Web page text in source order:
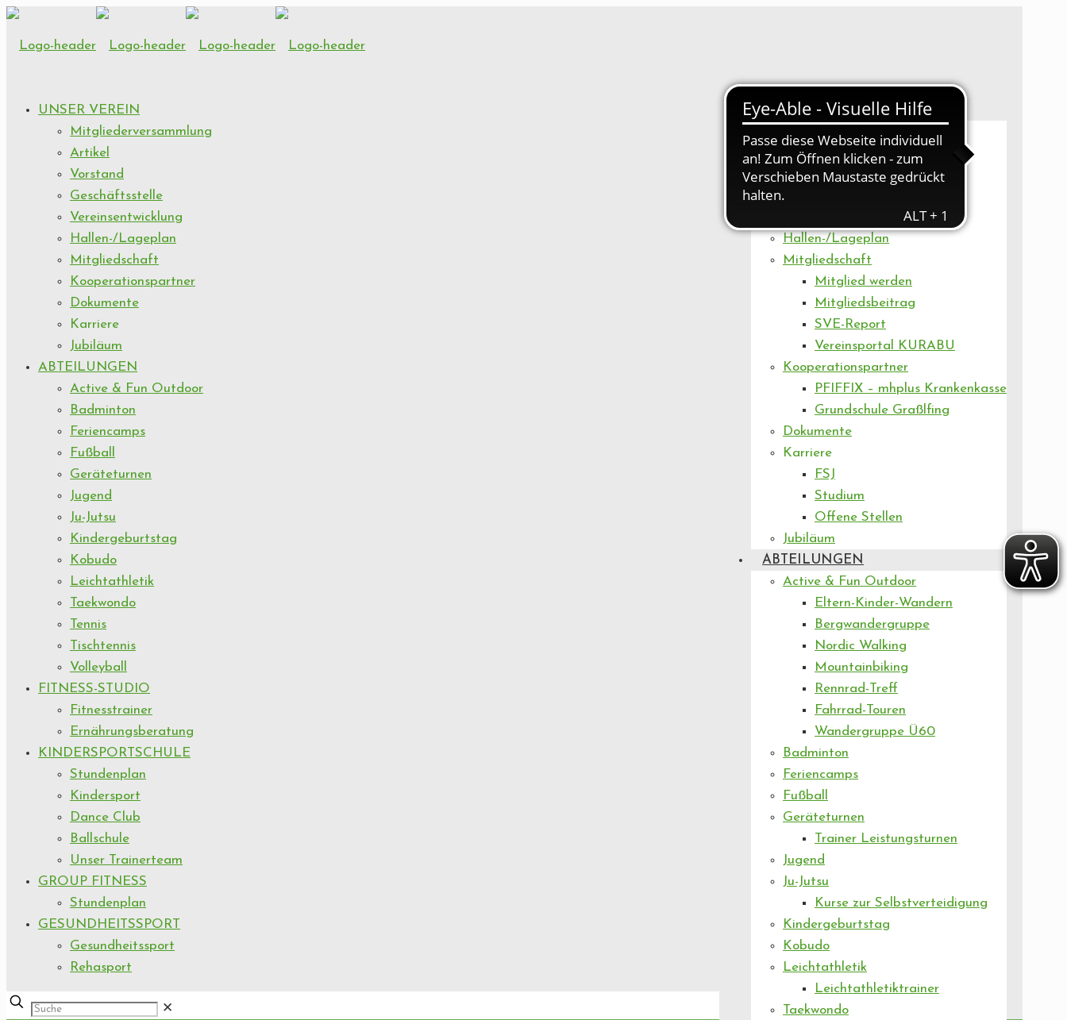
UNSER VEREIN
Artikel
Vorstand
Geschäftsstelle
Hallen-/Lageplan
Mitgliedschaft
Mitglied werden
Mitgliedsbeitrag
SVE-Report
Vereinsportal KURABU
Kooperationspartner
PFIFFIX – mhplus Krankenkasse
Grundschule Graßlfing
Dokumente
Karriere
FSJ
Studium
Offene Stellen
Jubiläum
ABTEILUNGEN
Active & Fun Outdoor
Eltern-Kinder-Wandern
Bergwandergruppe
Nordic Walking
Mountainbiking
Rennrad-Treff
Fahrrad-Touren
Wandergruppe Ü60
Badminton
Feriencamps
Fußball
Geräteturnen
Trainer Leistungsturnen
Jugend
Ju-Jutsu
Kurse zur Selbstverteidigung
Kindergeburtstag
Kobudo
Leichtathletik
Leichtathletiktrainer
Taekwondo
UNSER VEREIN
Mitgliederversammlung
Artikel
Vorstand
Geschäftsstelle
Vereinsentwicklung
Hallen-/Lageplan
Mitgliedschaft
Kooperationspartner
Dokumente
Karriere
Jubiläum
ABTEILUNGEN
Active & Fun Outdoor
Badminton
Feriencamps
Fußball
Geräteturnen
Jugend
Ju-Jutsu
Kindergeburtstag
Kobudo
Leichtathletik
Taekwondo
Tennis
Tischtennis
Volleyball
FITNESS-STUDIO
Fitnesstrainer
Ernährungsberatung
KINDERSPORTSCHULE
Stundenplan
Kindersport
Dance Club
Ballschule
Unser Trainerteam
GROUP FITNESS
Stundenplan
GESUNDHEITSSPORT
Gesundheitssport
Rehasport
✕